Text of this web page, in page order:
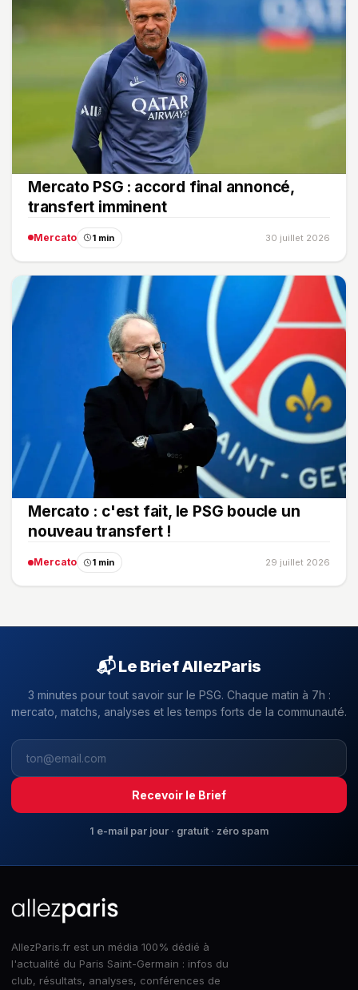
Mercato PSG : accord final annoncé,
transfert imminent
Mercato 1 min 30 juillet 2026
Mercato : c'est fait, le PSG boucle un
nouveau transfert !
Mercato 1 min 29 juillet 2026
📬 Le Brief AllezParis
3 minutes pour tout savoir sur le PSG. Chaque matin à 7h :
mercato, matchs, analyses et les temps forts de la communauté.
Recevoir le Brief
1 e-mail par jour · gratuit · zéro spam
AllezParis.fr est un média 100% dédié à
l'actualité du Paris Saint-Germain : infos du
club, résultats, analyses, conférences de